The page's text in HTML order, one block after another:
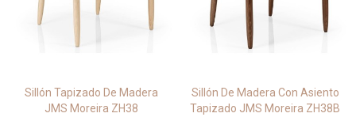
Sillón Tapizado De Madera
JMS Moreira ZH38
Sillón De Madera Con Asiento
Tapizado JMS Moreira ZH38B